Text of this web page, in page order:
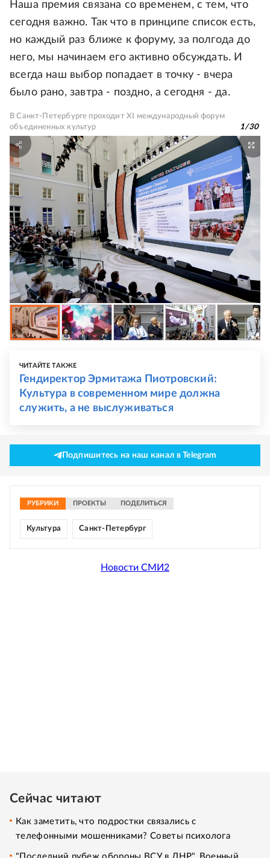
Наша премия связана со временем, с тем, что
сегодня важно. Так что в принципе список есть,
но каждый раз ближе к форуму, за полгода до
него, мы начинаем его активно обсуждать. И
всегда наш выбор попадает в точку - вчера
было рано, завтра - поздно, а сегодня - да.
В Санкт-Петербурге проходит XI международный форум
объединенных культур
1/30
ЧИТАЙТЕ ТАКЖЕ
Гендиректор Эрмитажа Пиотровский:
Культура в современном мире должна
служить, а не выслуживаться
Подпишитесь на наш канал в Telegram
РУБРИКИ ПРОЕКТЫ ПОДЕЛИТЬСЯ
Культура Санкт-Петербург
Новости СМИ2
Сейчас читают
Как заметить, что подростки связались с
телефонными мошенниками? Советы психолога